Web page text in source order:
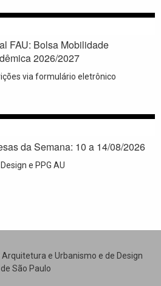
FAU: Bolsa Mobilidade
2026/2027
via formulário eletrônico
da Semana: 10 a 14/08/2026
Design e PPG AU
Arquitetura e Urbanismo e de Design
São Paulo